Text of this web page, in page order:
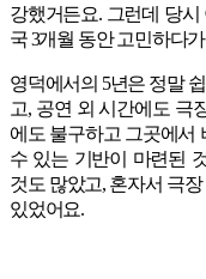
강했거든요. 그런데 당
국 3개월 동안 고민하다
영덕에서의 5년은 정말
고, 공연 외 시간에도 극
에도 불구하고 그곳에서
수 있는 기반이 마련된
것도 많았고, 혼자서 극
있었어요.